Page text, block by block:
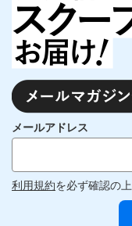
メールアドレス
利用規約を必ず確認の